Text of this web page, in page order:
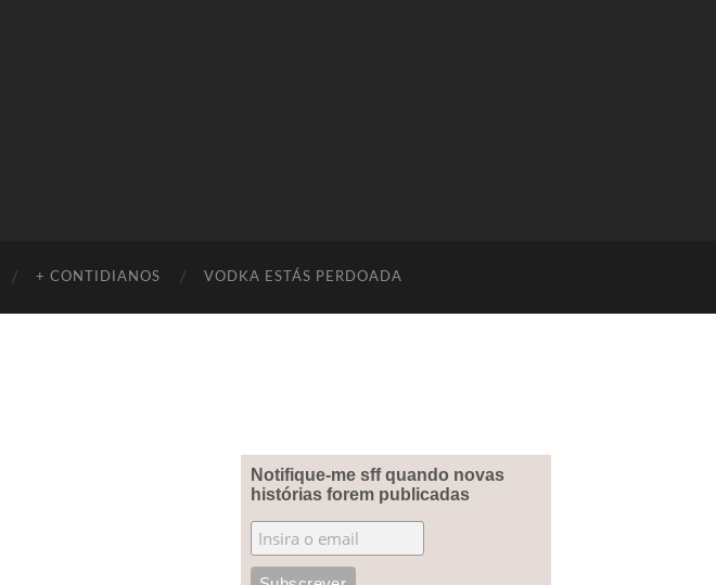
+ CONTIDIANOS VODKA ESTÁS PERDOADA
Notifique-me sff quando novas
histórias forem publicadas